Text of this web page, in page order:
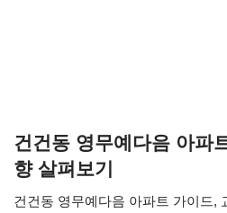
건건동 영무예다음 아파
향 살펴보기
건건동 영무예다음 아파트 가이드,